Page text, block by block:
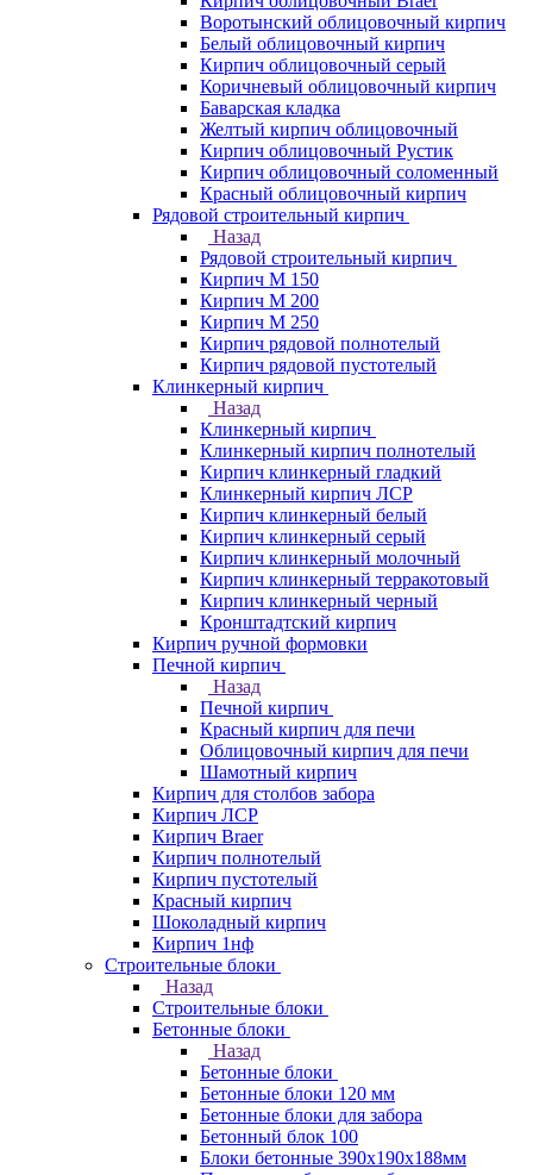
Воротынский облицовочный кирпич
Белый облицовочный кирпич
Кирпич облицовочный серый
Коричневый облицовочный кирпич
Баварская кладка
Желтый кирпич облицовочный
Кирпич облицовочный Рустик
Кирпич облицовочный соломенный
Красный облицовочный кирпич
Рядовой строительный кирпич
Назад
Рядовой строительный кирпич
Кирпич М 150
Кирпич М 200
Кирпич М 250
Кирпич рядовой полнотелый
Кирпич рядовой пустотелый
Клинкерный кирпич
Назад
Клинкерный кирпич
Клинкерный кирпич полнотелый
Кирпич клинкерный гладкий
Клинкерный кирпич ЛСР
Кирпич клинкерный белый
Кирпич клинкерный серый
Кирпич клинкерный молочный
Кирпич клинкерный терракотовый
Кирпич клинкерный черный
Кронштадтский кирпич
Кирпич ручной формовки
Печной кирпич
Назад
Печной кирпич
Красный кирпич для печи
Облицовочный кирпич для печи
Шамотный кирпич
Кирпич для столбов забора
Кирпич ЛСР
Кирпич Braer
Кирпич полнотелый
Кирпич пустотелый
Красный кирпич
Шоколадный кирпич
Кирпич 1нф
Строительные блоки
Назад
Строительные блоки
Бетонные блоки
Назад
Бетонные блоки
Бетонные блоки 120 мм
Бетонные блоки для забора
Бетонный блок 100
Блоки бетонные 390х190х188мм